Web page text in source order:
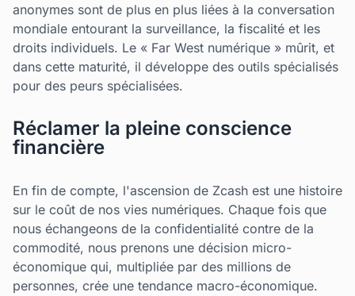
anonymes sont de plus en plus liées à la conversation
mondiale entourant la surveillance, la fiscalité et les
droits individuels. Le « Far West numérique » mûrit, et
dans cette maturité, il développe des outils spécialisés
pour des peurs spécialisées.
Réclamer la pleine conscience
financière
En fin de compte, l'ascension de Zcash est une histoire
sur le coût de nos vies numériques. Chaque fois que
nous échangeons de la confidentialité contre de la
commodité, nous prenons une décision micro-
économique qui, multipliée par des millions de
personnes, crée une tendance macro-économique.